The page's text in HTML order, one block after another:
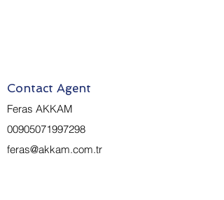
Contact Agent
Feras AKKAM
00905071997298
feras@akkam.com.tr